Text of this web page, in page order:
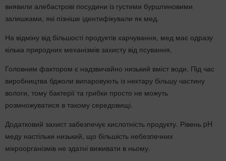
виявили алебастрові посудини із густими бурштиновими
залишками, які пізніше ідентифікували як мед.
На відміну від більшості продуктів харчування, мед має одразу
кілька природних механізмів захисту від псування.
Головним фактором є надзвичайно низький вміст води. Під час
виробництва бджоли випаровують із нектару більшу частину
вологи, тому бактерії та грибки просто не можуть
розмножуватися в такому середовищі.
Додатковий захист забезпечує кислотність продукту. Рівень pH
меду настільки низький, що більшість небезпечних
мікроорганізмів не здатні виживати в ньому.